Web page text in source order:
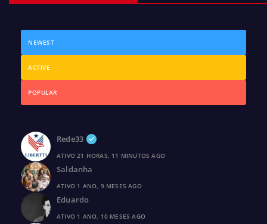
NEWEST
ACTIVE
POPULAR
Rede33
ATIVO 21 HORAS, 11 MINUTOS AGO
Saldanha
ATIVO 1 ANO, 9 MESES AGO
Eduardo
ATIVO 1 ANO, 10 MESES AGO